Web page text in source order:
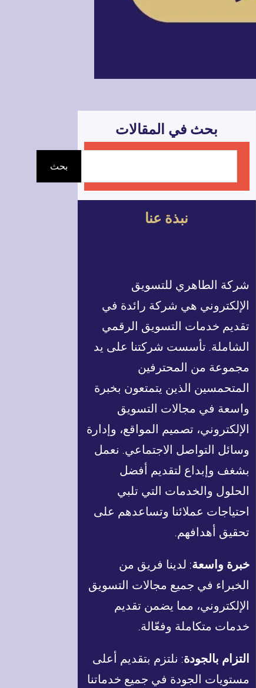
بحث في المقالات
ب
بحث
نبذة عنا
شركة الطاهري للتسويق
الإلكتروني هي شركة رائدة في
تقديم خدمات التسويق الرقمي
الشاملة. تأسست شركتنا على يد
مجموعة من المحترفين
المتحمسين الذين يتمتعون بخبرة
واسعة في مجالات التسويق
الإلكتروني، تصميم المواقع، وإدارة
وسائل التواصل الاجتماعي. نعمل
بشغف وإبداع لتقديم أفضل
الحلول والخدمات التي تلبي
احتياجات عملائنا وتساعدهم على
تحقيق أهدافهم.
خبرة واسعة: لدينا فريق من
الخبراء في جميع مجالات التسويق
الإلكتروني، مما يضمن تقديم
خدمات متكاملة وفعّالة.
التزام بالجودة: نلتزم بتقديم أعلى
مستويات الجودة في جميع خدماتنا